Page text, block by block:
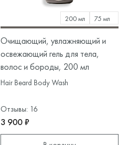
200 мл 75 мл
Очищающий, увлажняющий и
освежающий гель для тела,
волос и бороды, 200 мл
Hair Beard Body Wash
Отзывы: 16
3 900 ₽